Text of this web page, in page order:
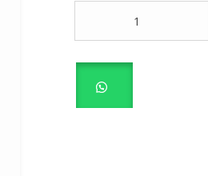
DELANTEROS
(PAR)
HILUX
-